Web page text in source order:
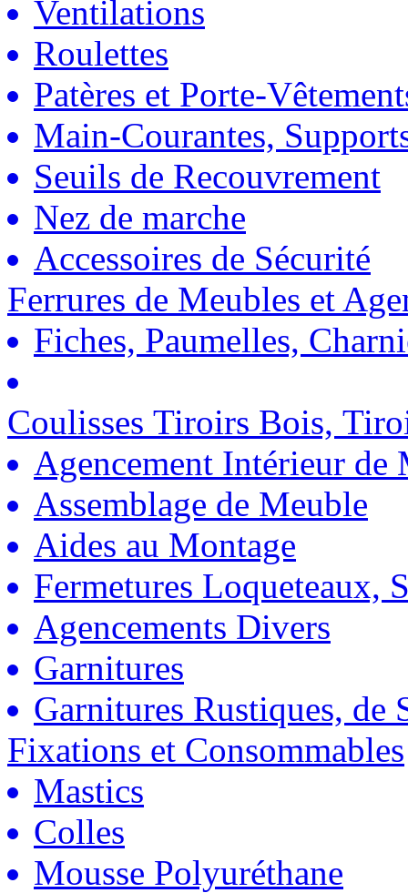
Ventilations
Roulettes
Patères et Porte-
Main-Courantes,
Seuils de Recouvrement
Nez de marche
Accessoires de Sécurité
Ferrures de Meubles et
Fiches, Paumelles,
Coulisses Tiroirs Bois,
Agencement Intérieur de
Assemblage de Meuble
Aides au Montage
Fermetures Loqueteaux,
Agencements Divers
Garnitures
Garnitures Rustiques, de
Fixations et Consommables
Mastics
Colles
Mousse Polyuréthane